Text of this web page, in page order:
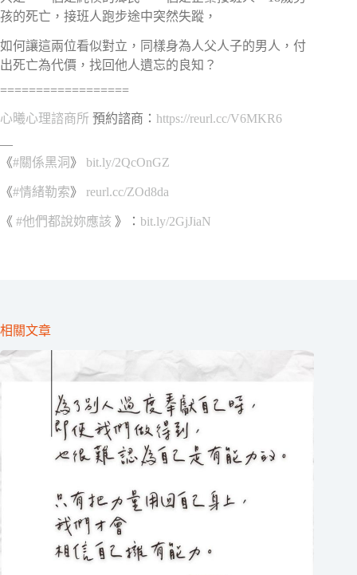
孩的死亡，接班人跑步途中突然失蹤，
如何讓這兩位看似對立，同樣身為人父人子的男人，付
出死亡為代價，找回他人遺忘的良知？
==================
心曦心理諮商所 預約諮商： https://reurl.cc/V6MKR6
—
《#關係黑洞 》 bit.ly/2QcOnGZ
《#情緒勒索》 reurl.cc/ZOd8da
《 #他們都說妳應該 》： bit.ly/2GjJiaN
相關文章